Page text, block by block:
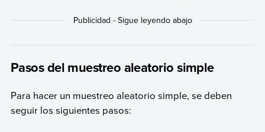
Pasos del muestreo aleatorio simple
Para hacer un muestreo aleatorio simple, se deben
seguir los siguientes pasos: